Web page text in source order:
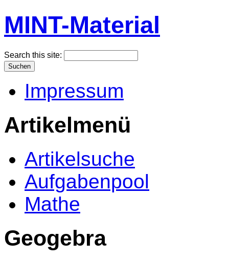
MINT-Material
Search this site:
Impressum
Artikelmenü
Artikelsuche
Aufgabenpool
Mathe
Geogebra